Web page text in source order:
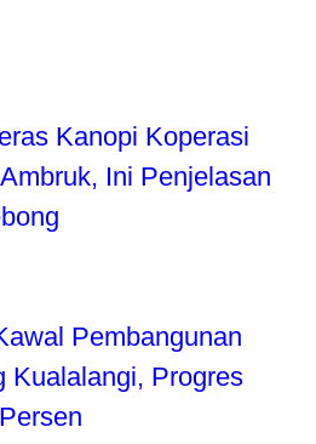
Kanopi Koperasi
Ini Penjelasan
Pembangunan
Kualalangi, Progres